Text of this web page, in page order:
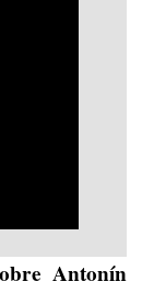
Antonín